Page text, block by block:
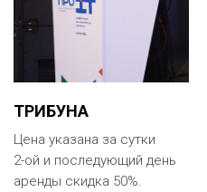
ТРИБУНА
Цена указана за сутки
2-ой и последующий день
аренды скидка 50%.